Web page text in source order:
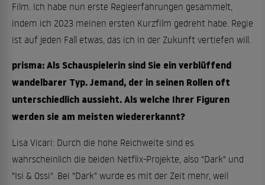
Film. Ich habe nun erste Regieerfahrungen gesammelt,
indem ich 2023 meinen ersten Kurzfilm gedreht habe. Regie
ist auf jeden Fall etwas, das ich in der Zukunft vertiefen will.
prisma: Als Schauspielerin sind Sie ein verblüffend
wandelbarer Typ. Jemand, der in seinen Rollen oft
unterschiedlich aussieht. Als welche Ihrer Figuren
werden sie am meisten wiedererkannt?
Lisa Vicari: Durch die hohe Reichweite sind es
wahrscheinlich die beiden Netflix-Projekte, also "Dark" und
"Isi & Ossi". Bei "Dark" wurde es mit der Zeit mehr, weil